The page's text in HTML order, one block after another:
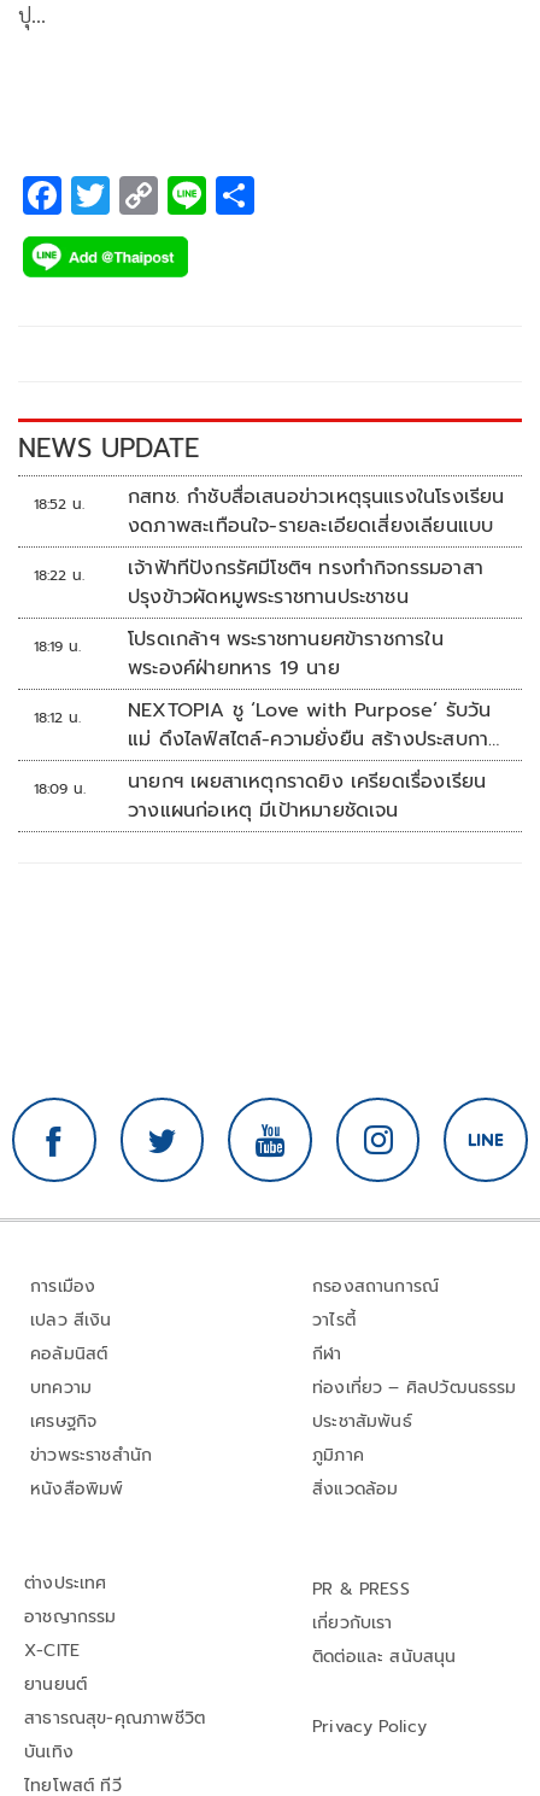
ปุ…
F
ac
e
k
T
wi
tt
C
o
p
k
Li
NEWS UPDATE
18:52 น.
กสทช. กำชับสื่อเสนอข่าวเหตุรุนแรงในโรงเรียน
งดภาพสะเทือนใจ-รายละเอียดเสี่ยงเลียนแบบ
18:22 น.
เจ้าฟ้าทีปังกรรัศมีโชติฯ ทรงทำกิจกรรมอาสา
ปรุงข้าวผัดหมูพระราชทานประชาชน
18:19 น.
โปรดเกล้าฯ พระราชทานยศข้าราชการใน
พระองค์ฝ่ายทหาร 19 นาย
18:12 น.
NEXTOPIA ชู ‘Love with Purpose’ รับวัน
แม่ ดึงไลฟ์สไตล์-ความยั่งยืน สร้างประสบกา
รณ์ช้อปปิงมีความหมาย
18:09 น.
นายกฯ เผยสาเหตุกราดยิง เครียดเรื่องเรียน
วางแผนก่อเหตุ มีเป้าหมายชัดเจน
การเมือง
เปลว สีเงิน
คอลัมนิสต์
บทความ
เศรษฐกิจ
ข่าวพระราชสำนัก
หนังสือพิมพ์
กรองสถานการณ์
วาไรตี้
กีฬา
ท่องเที่ยว – ศิลปวัฒนธรรม
ประชาสัมพันธ์
ภูมิภาค
สิ่งแวดล้อม
ต่างประเทศ
อาชญากรรม
X-CITE
ยานยนต์
สาธารณสุข-คุณภาพชีวิต
บันเทิง
ไทยโพสต์ ทีวี
PR & PRESS
เกี่ยวกับเรา
ติดต่อและ สนับสนุน
Privacy Policy